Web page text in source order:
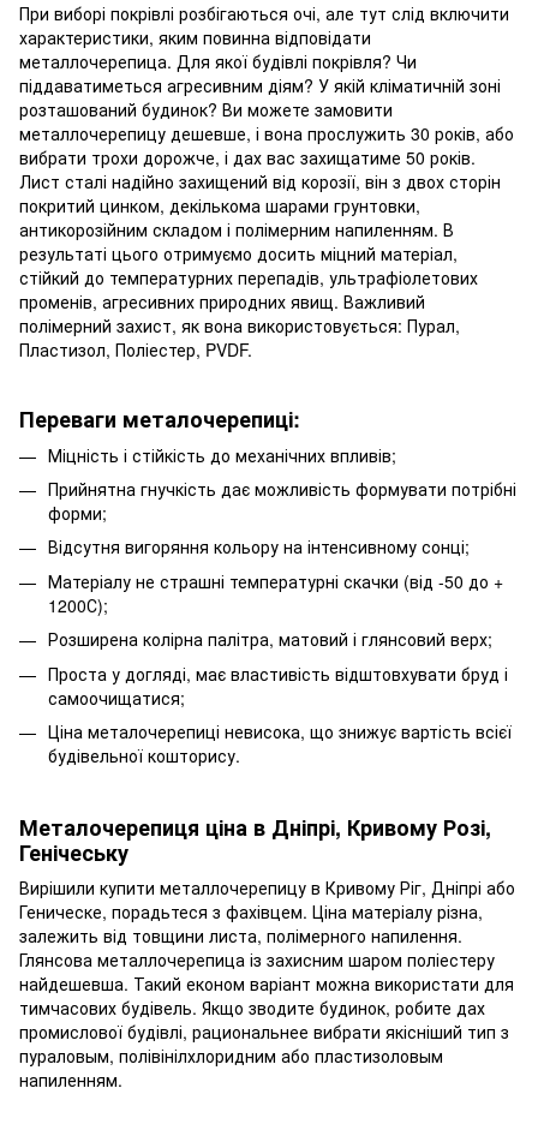
При виборі покрівлі розбігаються очі, але тут слід включити
характеристики, яким повинна відповідати
металлочерепица. Для якої будівлі покрівля? Чи
піддаватиметься агресивним діям? У якій кліматичній зоні
розташований будинок? Ви можете замовити
металлочерепицу дешевше, і вона прослужить 30 років, або
вибрати трохи дорожче, і дах вас захищатиме 50 років.
Лист сталі надійно захищений від корозії, він з двох сторін
покритий цинком, декількома шарами грунтовки,
антикорозійним складом і полімерним напиленням. В
результаті цього отримуємо досить міцний матеріал,
стійкий до температурних перепадів, ультрафіолетових
променів, агресивних природних явищ. Важливий
полімерний захист, як вона використовується: Пурал,
Пластизол, Поліестер, PVDF.
Переваги металочерепиці:
Міцність і стійкість до механічних впливів;
Прийнятна гнучкість дає можливість формувати потрібні
форми;
Відсутня вигоряння кольору на інтенсивному сонці;
Матеріалу не страшні температурні скачки (від -50 до +
1200С);
Розширена колірна палітра, матовий і глянсовий верх;
Проста у догляді, має властивість відштовхувати бруд і
самоочищатися;
Ціна металочерепиці невисока, що знижує вартість всієї
будівельної кошторису.
Металочерепиця ціна в Дніпрі, Кривому Розі,
Генічеську
Вирішили купити металлочерепицу в Кривому Ріг, Дніпрі або
Геническе, порадьтеся з фахівцем. Ціна матеріалу різна,
залежить від товщини листа, полімерного напилення.
Глянсова металлочерепица із захисним шаром поліестеру
найдешевша. Такий економ варіант можна використати для
тимчасових будівель. Якщо зводите будинок, робите дах
промислової будівлі, рациональнее вибрати якісніший тип з
пураловым, полівінілхлоридним або пластизоловым
напиленням.